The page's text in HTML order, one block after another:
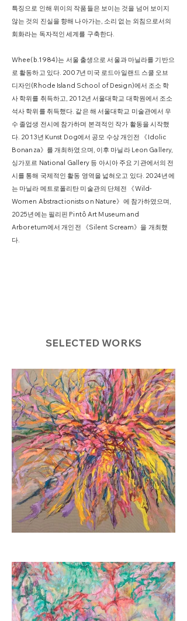
특징으로 인해 위이의 작품들은 보이는 것을 넘어 보이지
않는 것의 진실을 향해 나아가는, 소리 없는 외침으로서의
회화라는 독자적인 세계를 구축한다.
Whee(b.1984)는 서울 출생으로 서울과 마닐라를 기반으
로 활동하고 있다. 2007년 미국 로드아일랜드 스쿨 오브
디자인(Rhode Island School of Design)에서 조소 학
사 학위를 취득하고, 2012년 서울대학교 대학원에서 조소
석사 학위를 취득했다. 같은 해 서울대학교 미술관에서 우
수 졸업생 전시에 참가하며 본격적인 작가 활동을 시작했
다. 2013년 Kunst Dog에서 공모 수상 개인전 《Idolic
Bonanza》를 개최하였으며, 이후 마닐라 Leon Gallery,
싱가포르 National Gallery 등 아시아 주요 기관에서의 전
시를 통해 국제적인 활동 영역을 넓혀오고 있다. 2024년에
는 마닐라 메트로폴리탄 미술관의 단체전 《Wild-
Women Abstractionists on Nature》에 참가하였으며,
2025년에는 필리핀 Pintô Art Museum and
Arboretum에서 개인전 《Silent Scream》을 개최했
다.
SELECTED WORKS